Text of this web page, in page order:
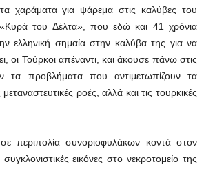
χαράματα για ψάρεμα στις καλύβες του
του Δέλτα», που εδώ και 41 χρόνια
ελληνική σημαία στην καλύβα της για να
οι Τούρκοι απέναντι, και άκουσε πάνω στις
τα προβλήματα που αντιμετωπίζουν τα
μεταναστευτικές ροές, αλλά και τις τουρκικές
περιπολία συνοριοφυλάκων κοντά στον
εικόνες στο νεκροτομείο της